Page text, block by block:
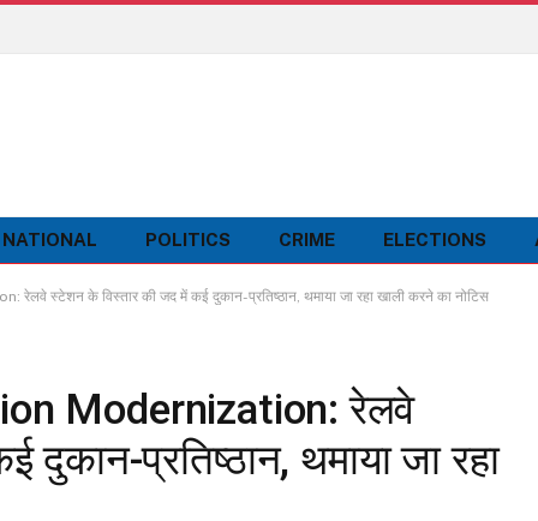
NATIONAL POLITICS CRIME ELECTIONS
स्टेशन के विस्तार की जद में कई दुकान-प्रतिष्ठान, थमाया जा रहा खाली करने का नोटिस
Modernization: रेलवे
प्रतिष्ठान, थमाया जा रहा